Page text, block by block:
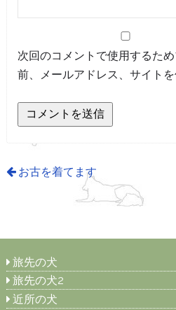
次回のコメントで使用するた
前、メールアドレス、サイトを
お古を着てます
旅先の犬
旅先の犬2
近所の犬